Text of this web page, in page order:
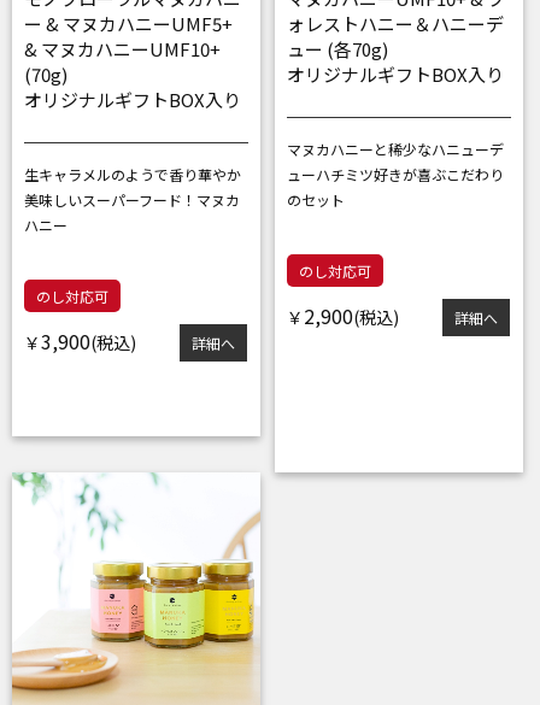
ー & マヌカハニーUMF5+
& マヌカハニーUMF10+
(70g)
オリジナルギフトBOX入り
生キャラメルのようで香り華やか
美味しいスーパーフード！マヌカ
ハニー
のし対応可
￥3,900 詳細へ
ォレストハニー＆ハニーデ
ュー (各70g)
オリジナルギフトBOX入り
マヌカハニーと稀少なハニューデ
ューハチミツ好きが喜ぶこだわり
のセット
のし対応可
￥ 2,900 詳細へ